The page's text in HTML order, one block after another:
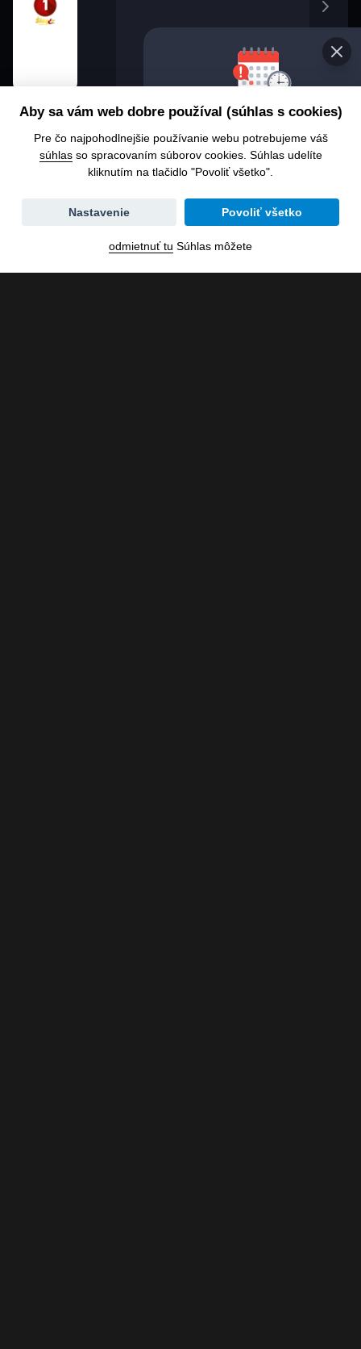
Vyberte si iný deň v
programe
Chcete sa pozrieť, čo je
alebo čo už bolo spustené?
Zmena
dátumu
Aby sa vám web dobre používal (súhlas s cookies)
Pre čo najpohodlnejšie používanie webu potrebujeme váš
súhlasso spracovaním súborov cookies. Súhlas udelíte
kliknutím na tlačidlo "Povoliť všetko".
Povoliť všetko
Nastavenie
odmietnuť tu Súhlas môžete